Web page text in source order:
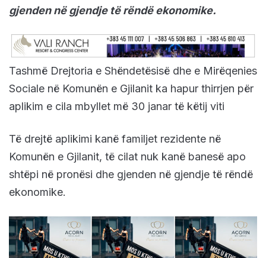
gjenden në gjendje të rëndë ekonomike.
Tashmë Drejtoria e Shëndetësisë dhe e Mirëqenies
Sociale në Komunën e Gjilanit ka hapur thirrjen për
aplikim e cila mbyllet më 30 janar të këtij viti
Të drejtë aplikimi kanë familjet rezidente në
Komunën e Gjilanit, të cilat nuk kanë banesë apo
shtëpi në pronësi dhe gjenden në gjendje të rëndë
ekonomike.